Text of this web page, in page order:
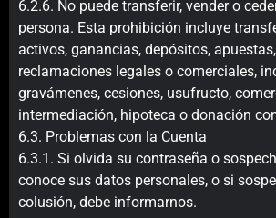
6.2.6. No puede transferir, vender o
persona. Esta prohibición incluye
activos, ganancias, depósitos,
reclamaciones legales o comerciales,
gravámenes, cesiones, usufructo,
intermediación, hipoteca o donación
6.3. Problemas con la Cuenta
6.3.1. Si olvida su contraseña o
conoce sus datos personales, o si
colusión, debe informarnos.